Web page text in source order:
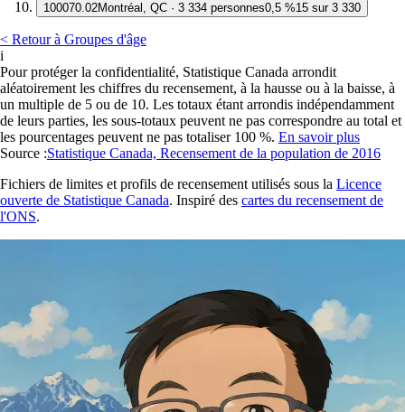
100070.02Montréal, QC · 3 334 personnes0,5 %15 sur 3 330
< Retour à Groupes d'âge
i
Pour protéger la confidentialité, Statistique Canada arrondit
aléatoirement les chiffres du recensement, à la hausse ou à la baisse, à
un multiple de 5 ou de 10. Les totaux étant arrondis indépendamment
de leurs parties, les sous-totaux peuvent ne pas correspondre au total et
les pourcentages peuvent ne pas totaliser 100 %. En savoir plus
Source :Statistique Canada, Recensement de la population de 2016
Fichiers de limites et profils de recensement utilisés sous la Licence
ouverte de Statistique Canada. Inspiré des cartes du recensement de
l'ONS.